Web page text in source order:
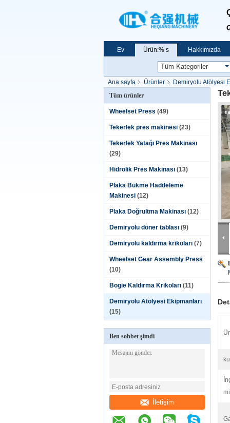
Ev Ürün:% s Hakkımızda
Ana sayfa Ürünler
Demiryolu Atölyesi
Tüm ürünler
Wheelset Press (49)
Tekerlek pres makinesi (23)
Tekerlek Yatağı Pres Makinası
(29)
Hidrolik Pres Makinası (13)
Plaka Bükme Haddeleme
Makinesi (12)
Plaka Doğrultma Makinası (12)
Demiryolu döner tablası (9)
Demiryolu kaldırma krikoları (7)
Wheelset Gear Assembly Press
(10)
Bogie Kaldırma Krikoları (11)
Demiryolu Atölyesi Ekipmanları
(15)
Ben sohbet şimdi
İletişim